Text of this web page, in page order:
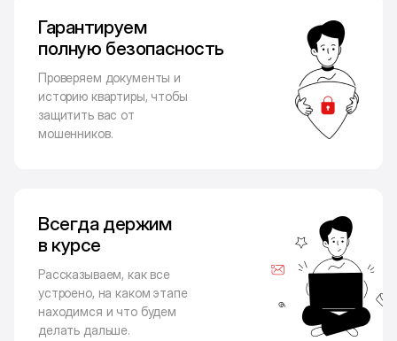
Гарантируем
полную безопасность
Проверяем документы и
историю квартиры, чтобы
защитить вас от
мошенников.
Всегда держим
в курсе
Рассказываем, как все
устроено, на каком этапе
находимся и что будем
делать дальше.